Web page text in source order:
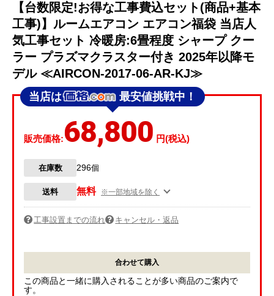
【台数限定!お得な工事費込セット(商品+基本
工事)】ルームエアコン エアコン福袋 当店人
気工事セット 冷暖房:6畳程度 シャープ クー
ラー プラズマクラスター付き 2025年以降モ
デル ≪AIRCON-2017-06-AR-KJ≫
当店は 最安値挑戦中！
販売価格:68,800 円(税込)
在庫数 296個
送料 無料 ※一部地域を除く
工事設置までの流れ キャンセル・返品
合わせて購入
この商品と一緒に購入されることが多い商品のご案内で
す。